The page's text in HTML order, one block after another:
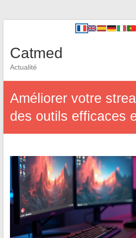
Catmed
Actualité
Améliorer votre
des outils efficaces